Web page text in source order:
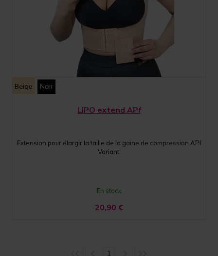
Beige Noir
LIPO extend APf
Extension pour élargir la taille de la gaine de compression APf
Variant.
En stock
20,90 €
1